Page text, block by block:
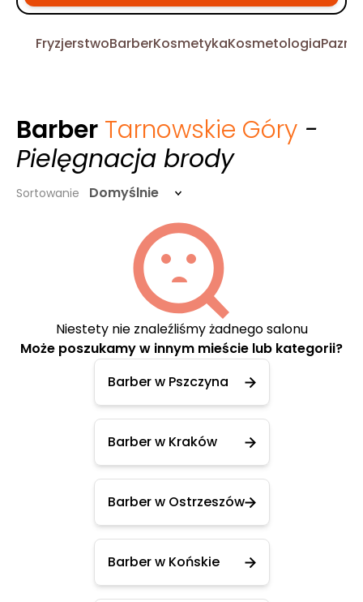
FryzjerstwoBarberKosmetykaKosmetologia
Barber Tarnowskie Góry -
Pielęgnacja brody
Sortowanie Domyślnie
Niestety nie znaleźliśmy żadnego salonu
Może poszukamy w innym mieście lub kategorii?
Barber w Pszczyna
Barber w Kraków
Barber w Ostrzeszów
Barber w Końskie